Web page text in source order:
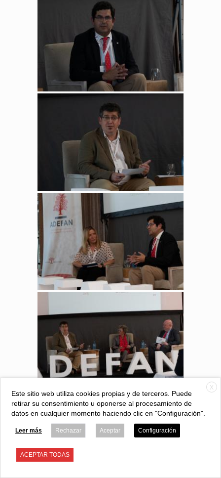
X
Este sitio web utiliza cookies propias y de terceros. Puede
retirar su consentimiento u oponerse al procesamiento de
datos en cualquier momento haciendo clic en "Configuración".
Leer más Rechazar Aceptar Configuración
ACEPTAR TODAS